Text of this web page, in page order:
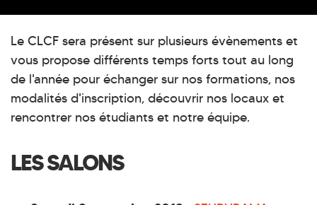
Le CLCF sera présent sur plusieurs évènements et
vous propose différents temps forts tout au long
de l'année pour échanger sur nos formations, nos
modalités d'inscription, découvrir nos locaux et
rencontrer nos étudiants et notre équipe.
LES SALONS